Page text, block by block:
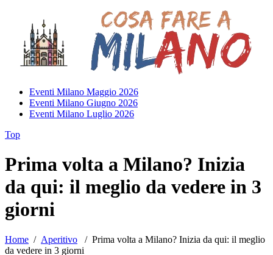
Eventi Milano Maggio 2026
Eventi Milano Giugno 2026
Eventi Milano Luglio 2026
Top
Prima volta a Milano? Inizia
da qui: il meglio da vedere in 3
giorni
Home / Aperitivo / Prima volta a Milano? Inizia da qui: il meglio
da vedere in 3 giorni